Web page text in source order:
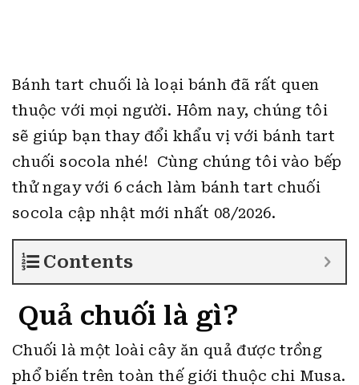
Bánh tart chuối là loại bánh đã rất quen
thuộc với mọi người. Hôm nay, chúng tôi
sẽ giúp bạn thay đổi khẩu vị với bánh tart
chuối socola nhé! Cùng chúng tôi vào bếp
thử ngay với 6 cách làm bánh tart chuối
socola cập nhật mới nhất 08/2026.
Contents
Quả chuối là gì?
Chuối là một loài cây ăn quả được trồng
phổ biến trên toàn thế giới thuộc chi Musa.